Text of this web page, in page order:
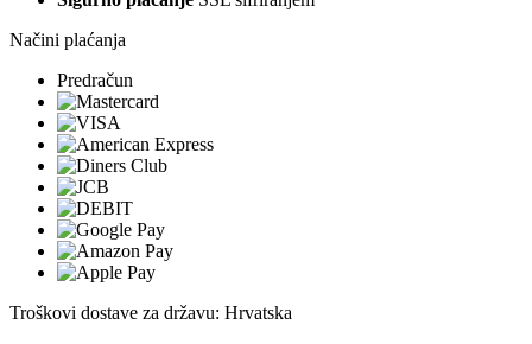
Načini plaćanja
Predračun
Troškovi dostave za državu: Hrvatska